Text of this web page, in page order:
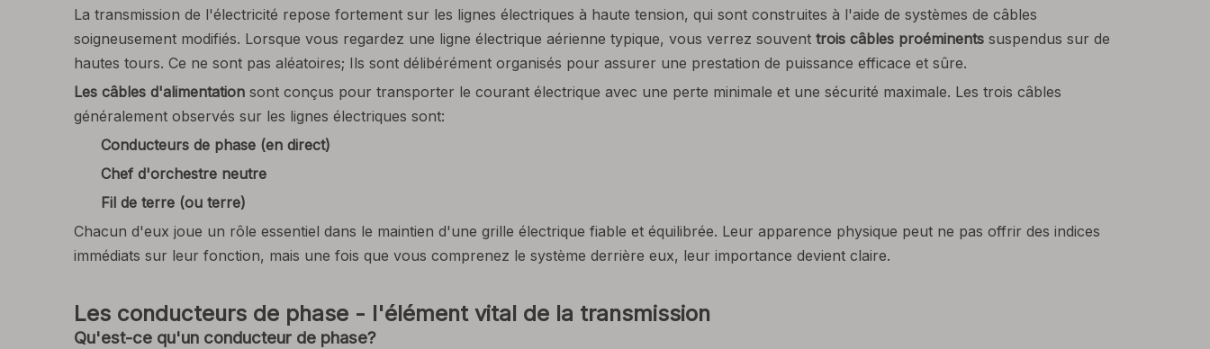
La transmission de l'électricité repose fortement sur les lignes électriques à haute tension, qui sont construites à l'aide de systèmes de câbles
soigneusement modifiés. Lorsque vous regardez une ligne électrique aérienne typique, vous verrez souvent trois câbles proéminents suspendus sur de
hautes tours. Ce ne sont pas aléatoires; Ils sont délibérément organisés pour assurer une prestation de puissance efficace et sûre.
Les câbles d'alimentation sont conçus pour transporter le courant électrique avec une perte minimale et une sécurité maximale. Les trois câbles
généralement observés sur les lignes électriques sont:
Conducteurs de phase (en direct)
Chef d'orchestre neutre
Fil de terre (ou terre)
Chacun d'eux joue un rôle essentiel dans le maintien d'une grille électrique fiable et équilibrée. Leur apparence physique peut ne pas offrir des indices
immédiats sur leur fonction, mais une fois que vous comprenez le système derrière eux, leur importance devient claire.
Les conducteurs de phase - l'élément vital de la transmission
Qu'est-ce qu'un conducteur de phase?